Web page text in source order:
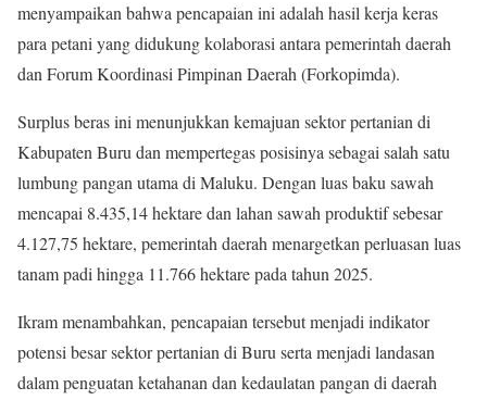
menyampaikan bahwa pencapaian ini adalah hasil kerja keras
para petani yang didukung kolaborasi antara pemerintah daerah
dan Forum Koordinasi Pimpinan Daerah (Forkopimda).
Surplus beras ini menunjukkan kemajuan sektor pertanian di
Kabupaten Buru dan mempertegas posisinya sebagai salah satu
lumbung pangan utama di Maluku. Dengan luas baku sawah
mencapai 8.435,14 hektare dan lahan sawah produktif sebesar
4.127,75 hektare, pemerintah daerah menargetkan perluasan luas
tanam padi hingga 11.766 hektare pada tahun 2025.
Ikram menambahkan, pencapaian tersebut menjadi indikator
potensi besar sektor pertanian di Buru serta menjadi landasan
dalam penguatan ketahanan dan kedaulatan pangan di daerah